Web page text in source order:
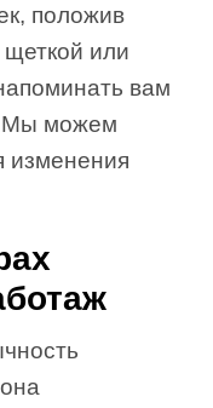
положив
или
вам
Мы можем
изменения